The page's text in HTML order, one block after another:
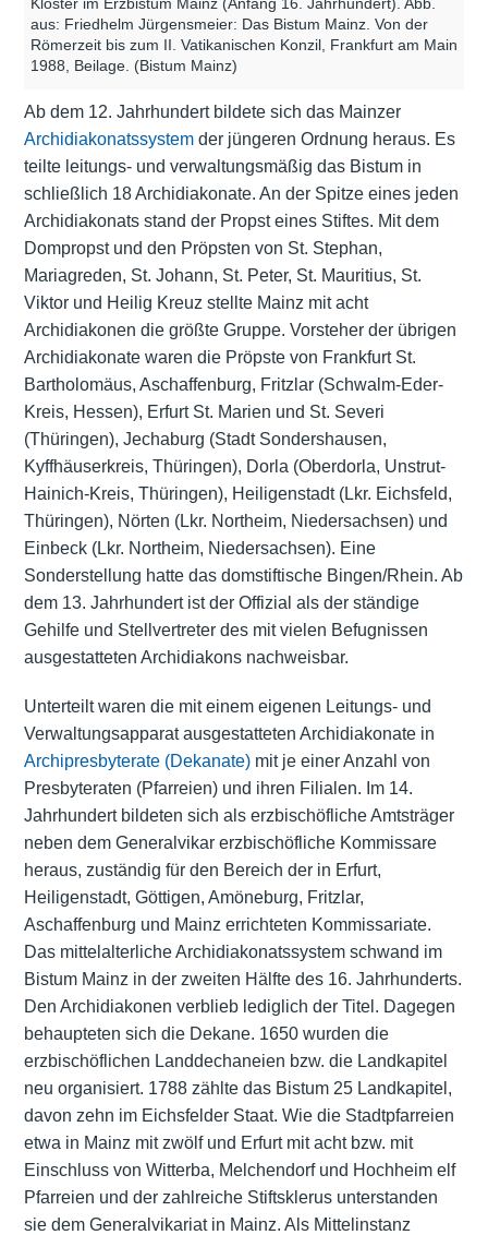
aus: Friedhelm Jürgensmeier: Das Bistum Mainz. Von der
Römerzeit bis zum II. Vatikanischen Konzil, Frankfurt am Main
1988, Beilage. (Bistum Mainz)
Ab dem 12. Jahrhundert bildete sich das Mainzer
Archidiakonatssystemder jüngeren Ordnung heraus. Es
teilte leitungs- und verwaltungsmäßig das Bistum in
schließlich 18 Archidiakonate. An der Spitze eines jeden
Archidiakonats stand der Propst eines Stiftes. Mit dem
Dompropst und den Pröpsten von St. Stephan,
Mariagreden, St. Johann, St. Peter, St. Mauritius, St.
Viktor und Heilig Kreuz stellte Mainz mit acht
Archidiakonen die größte Gruppe. Vorsteher der übrigen
Archidiakonate waren die Pröpste von Frankfurt St.
Bartholomäus, Aschaffenburg, Fritzlar (Schwalm-Eder-
Kreis, Hessen), Erfurt St. Marien und St. Severi
(Thüringen), Jechaburg (Stadt Sondershausen,
Kyffhäuserkreis, Thüringen), Dorla (Oberdorla, Unstrut-
Hainich-Kreis, Thüringen), Heiligenstadt (Lkr. Eichsfeld,
Thüringen), Nörten (Lkr. Northeim, Niedersachsen) und
Einbeck (Lkr. Northeim, Niedersachsen). Eine
Sonderstellung hatte das domstiftische Bingen/Rhein. Ab
dem 13. Jahrhundert ist der Offizial als der ständige
Gehilfe und Stellvertreter des mit vielen Befugnissen
ausgestatteten Archidiakons nachweisbar.
Unterteilt waren die mit einem eigenen Leitungs- und
Verwaltungsapparat ausgestatteten Archidiakonate in
Archipresbyterate (Dekanate)mit je einer Anzahl von
Presbyteraten (Pfarreien) und ihren Filialen. Im 14.
Jahrhundert bildeten sich als erzbischöfliche Amtsträger
neben dem Generalvikar erzbischöfliche Kommissare
heraus, zuständig für den Bereich der in Erfurt,
Heiligenstadt, Göttigen, Amöneburg, Fritzlar,
Aschaffenburg und Mainz errichteten Kommissariate.
Das mittelalterliche Archidiakonatssystem schwand im
Bistum Mainz in der zweiten Hälfte des 16. Jahrhunderts.
Den Archidiakonen verblieb lediglich der Titel. Dagegen
behaupteten sich die Dekane. 1650 wurden die
erzbischöflichen Landdechaneien bzw. die Landkapitel
neu organisiert. 1788 zählte das Bistum 25 Landkapitel,
davon zehn im Eichsfelder Staat. Wie die Stadtpfarreien
etwa in Mainz mit zwölf und Erfurt mit acht bzw. mit
Einschluss von Witterba, Melchendorf und Hochheim elf
Pfarreien und der zahlreiche Stiftsklerus unterstanden
sie dem Generalvikariat in Mainz. Als Mittelinstanz